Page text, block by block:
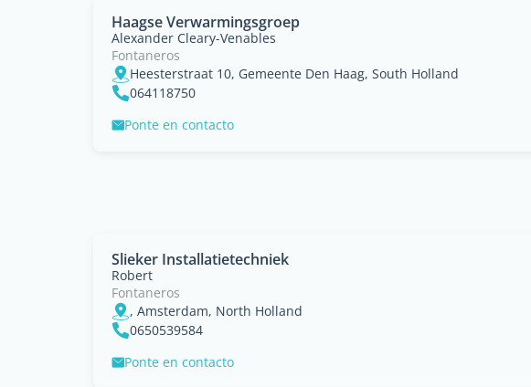
Haagse Verwarmingsgroep
Alexander Cleary-Venables
Fontaneros
Heesterstraat 10, Gemeente Den Haag, South Holland
064118750
Ponte en contacto
Slieker Installatietechniek
Robert
Fontaneros
, Amsterdam, North Holland
0650539584
Ponte en contacto